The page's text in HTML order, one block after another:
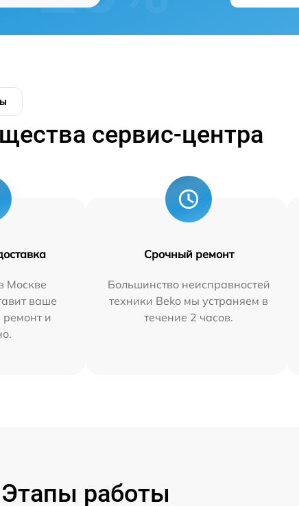
сервис-центра
Москве
ваше
ремонт и
Срочный ремонт
Большинство неисправностей
техники Beko мы устраняем в
течение 2 часов.
Этапы работы